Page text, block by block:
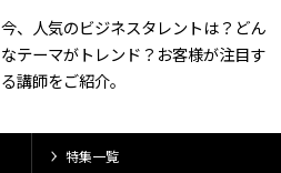
今、人気のビジネスタレントは？どん
なテーマがトレンド？お客様が注目す
る講師をご紹介。
特集一覧